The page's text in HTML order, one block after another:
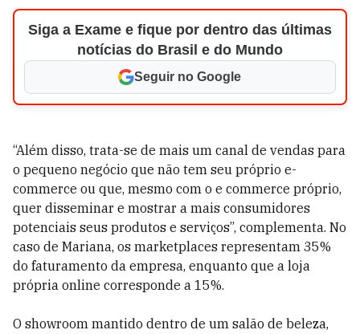
Siga a Exame e fique por dentro das últimas
notícias do Brasil e do Mundo
Seguir no Google
“Além disso, trata-se de mais um canal de vendas para
o pequeno negócio que não tem seu próprio e-
commerce ou que, mesmo com o e commerce próprio,
quer disseminar e mostrar a mais consumidores
potenciais seus produtos e serviços”, complementa. No
caso de Mariana, os marketplaces representam 35%
do faturamento da empresa, enquanto que a loja
própria online corresponde a 15%.
O showroom mantido dentro de um salão de beleza,